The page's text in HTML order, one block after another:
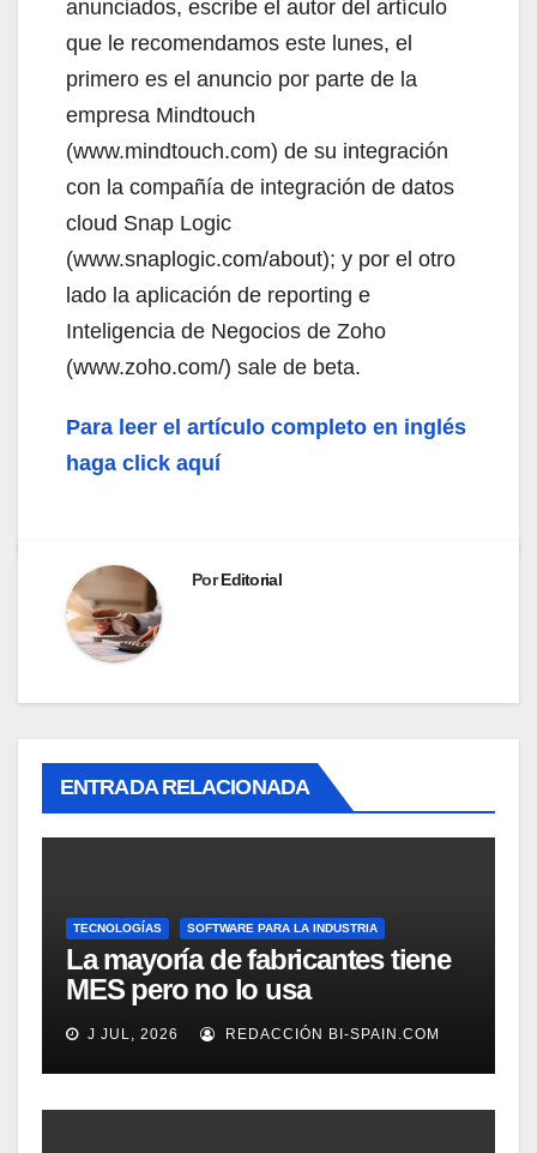
anunciados, escribe el autor del artículo
que le recomendamos este lunes, el
primero es el anuncio por parte de la
empresa Mindtouch
(www.mindtouch.com) de su integración
con la compañía de integración de datos
cloud Snap Logic
(www.snaplogic.com/about); y por el otro
lado la aplicación de reporting e
Inteligencia de Negocios de Zoho
(www.zoho.com/) sale de beta.
Para leer el artículo completo en inglés
haga click aquí
PorEditorial
ENTRADA RELACIONADA
TECNOLOGÍAS SOFTWARE PARA LA INDUSTRIA
La mayoría de fabricantes tiene
MES pero no lo usa
adecuadamente, según
Rockwell Automation
J JUL, 2026 REDACCIÓN BI-SPAIN.COM